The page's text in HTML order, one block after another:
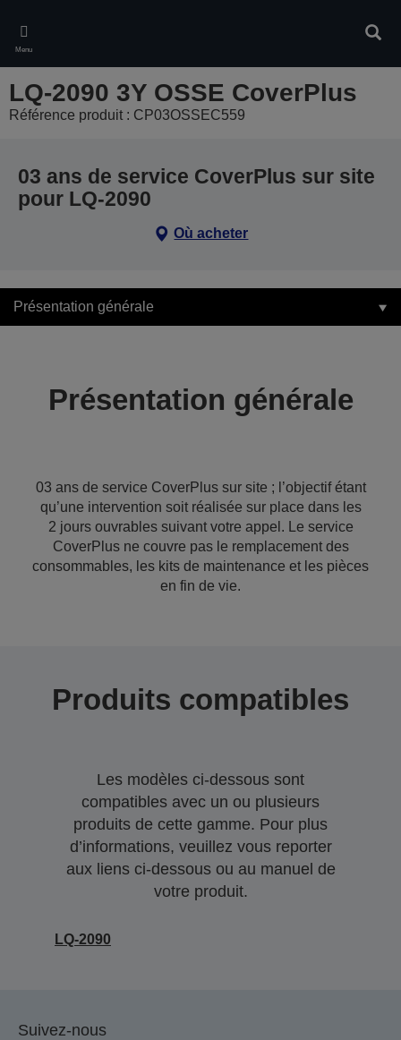
main
content
Menu
LQ-2090 3Y OSSE CoverPlus
Référence produit : CP03OSSEC559
03 ans de service CoverPlus sur site
pour LQ-2090
Où acheter
Présentation générale
Présentation générale
03 ans de service CoverPlus sur site ; l’objectif étant
qu’une intervention soit réalisée sur place dans les
2 jours ouvrables suivant votre appel. Le service
CoverPlus ne couvre pas le remplacement des
consommables, les kits de maintenance et les pièces
en fin de vie.
Produits compatibles
Les modèles ci-dessous sont
compatibles avec un ou plusieurs
produits de cette gamme. Pour plus
d’informations, veuillez vous reporter
aux liens ci-dessous ou au manuel de
votre produit.
LQ-2090
Suivez-nous